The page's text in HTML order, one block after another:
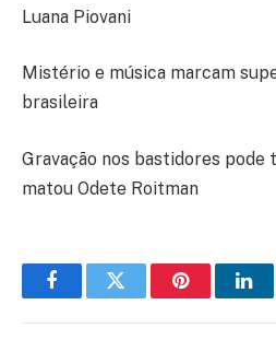
Luana Piovani
Mistério e música marcam
brasileira
Gravação nos bastidores pode
matou Odete Roitman
FacebookTwitter Pinterest